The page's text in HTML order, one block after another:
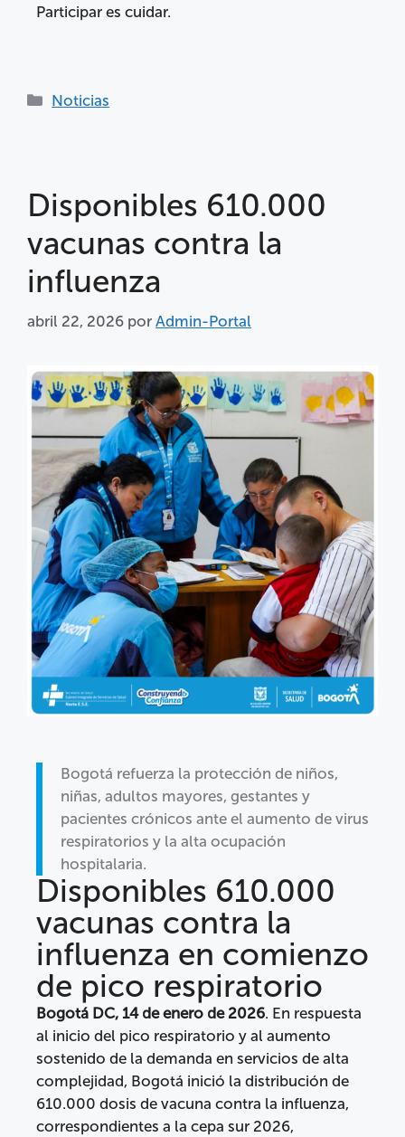
Participar es cuidar.
Noticias
Disponibles 610.000
vacunas contra la
influenza
abril 22, 2026 por Admin-Portal
Bogotá refuerza la protección de niños,
niñas, adultos mayores, gestantes y
pacientes crónicos ante el aumento de virus
respiratorios y la alta ocupación
hospitalaria.
Disponibles 610.000
vacunas contra la
influenza en comienzo
de pico respiratorio
Bogotá DC, 14 de enero de 2026. En respuesta
al inicio del pico respiratorio y al aumento
sostenido de la demanda en servicios de alta
complejidad, Bogotá inició la distribución de
610.000 dosis de vacuna contra la influenza,
correspondientes a la cepa sur 2026,